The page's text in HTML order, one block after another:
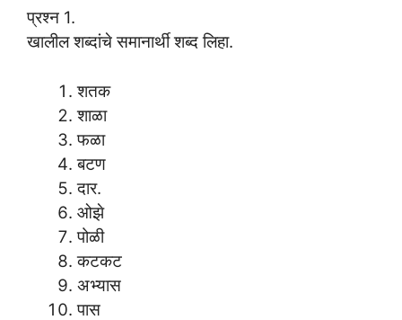
प्रश्न 1.
खालील शब्दांचे समानार्थी शब्द लिहा.
शतक
शाळा
फळा
बटण
दार.
ओझे
पोळी
कटकट
अभ्यास
पास